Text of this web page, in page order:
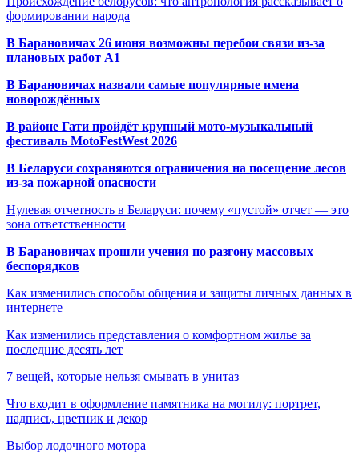
формировании народа
В Барановичах 26 июня возможны перебои связи из-за
плановых работ A1
В Барановичах назвали самые популярные имена
новорождённых
В районе Гати пройдёт крупный мото-музыкальный
фестиваль MotoFestWest 2026
В Беларуси сохраняются ограничения на посещение лесов
из-за пожарной опасности
Нулевая отчетность в Беларуси: почему «пустой» отчет — это
зона ответственности
В Барановичах прошли учения по разгону массовых
беспорядков
Как изменились способы общения и защиты личных данных в
интернете
Как изменились представления о комфортном жилье за
последние десять лет
7 вещей, которые нельзя смывать в унитаз
Что входит в оформление памятника на могилу: портрет,
надпись, цветник и декор
Выбор лодочного мотора